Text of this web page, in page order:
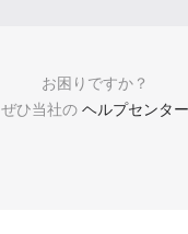
お困りですか？
ぜひ当社の ヘルプセンター